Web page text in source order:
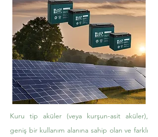
Kuru tip aküler (veya kurşun-asit aküler),
geniş bir kullanım alanına sahip olan ve farklı